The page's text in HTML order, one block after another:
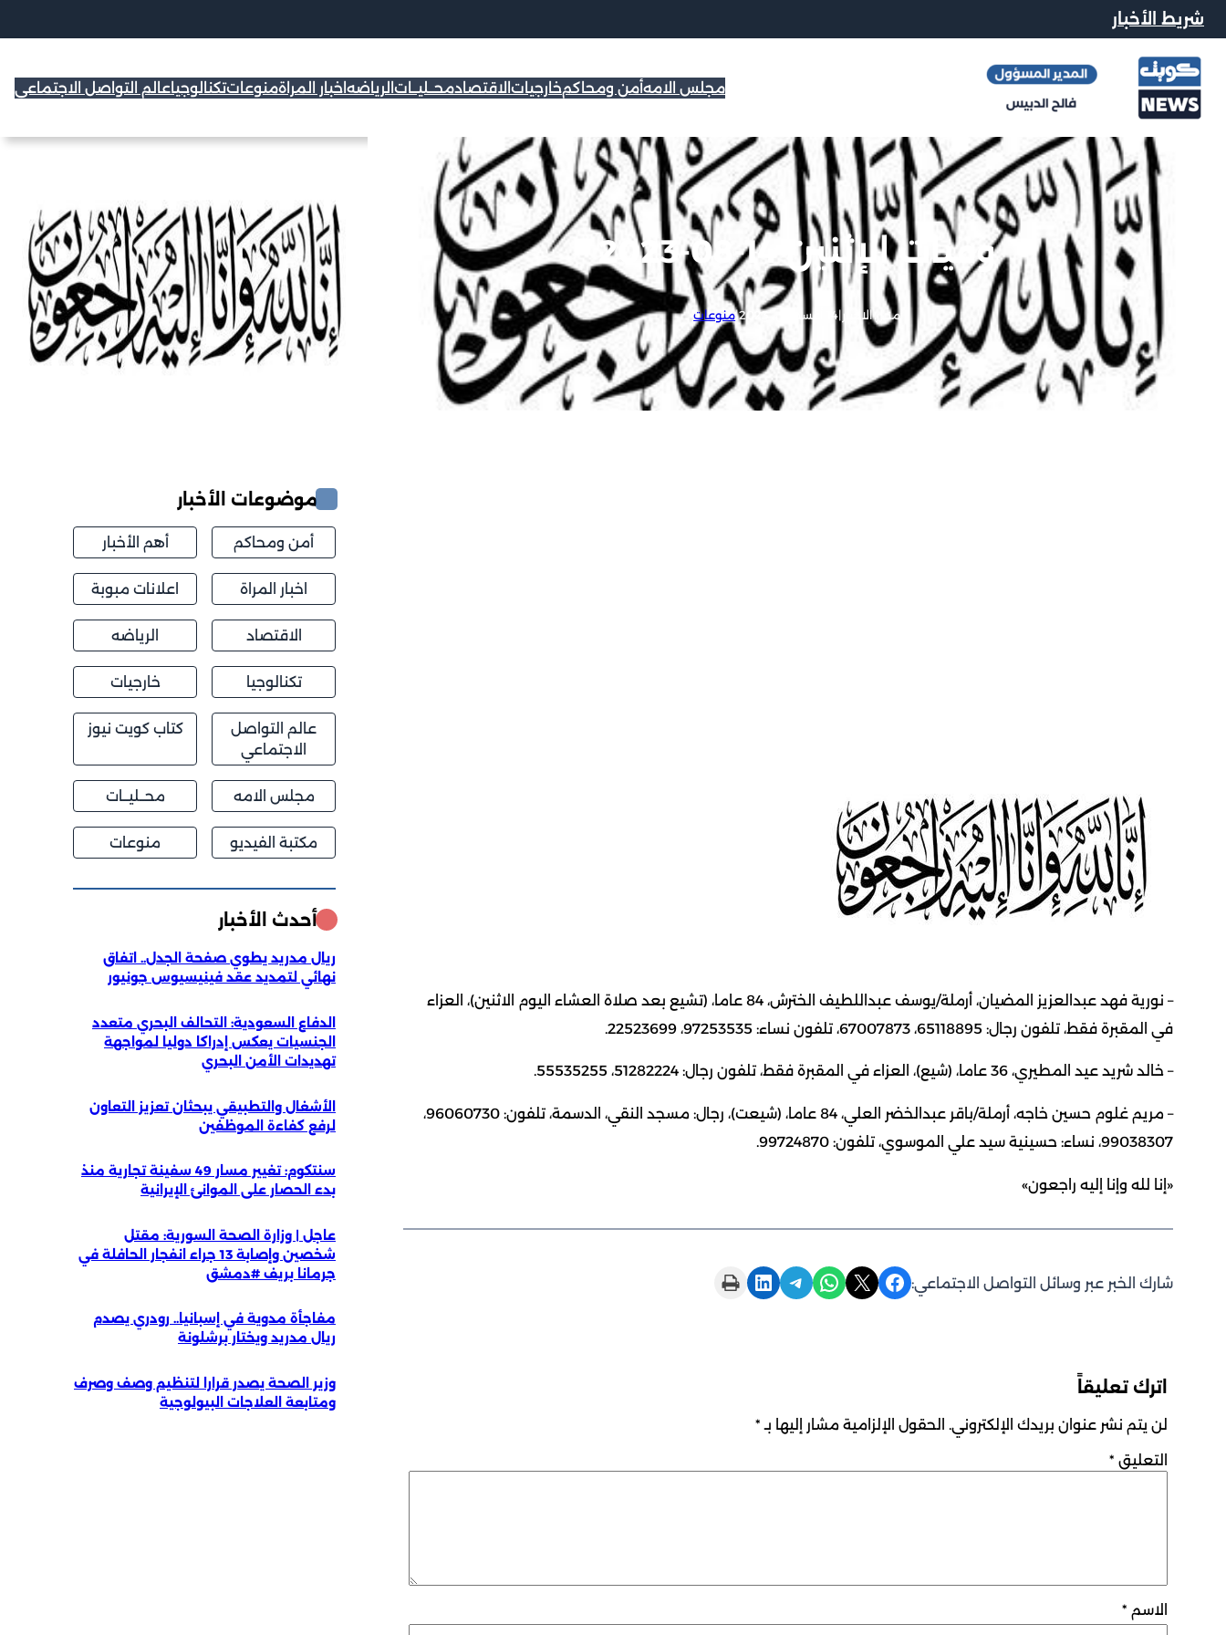
شريط الأخبار
مجلس الامهأمن ومحاكمخارجيات الاقتصادمحــليــات الرياضه اخبار المراةمنوعاتتكنالوجياعالم التواصل الاجتماعي
وفيات الإثنين 14-08-2023
محرر الاخبار|14 أغسطس, 2023 |منوعات
– نورية فهد عبدالعزيز المضيان، أرملة/يوسف عبداللطيف الخترش، 84 عاما، (تشيع بعد صلاة العشاء اليوم الاثنين)، العزاء
في المقبرة فقط، تلفون رجال: 65118895، 67007873، تلفون نساء: 97253535، 22523699.
– خالد شريد عيد المطيري، 36 عاما، (شيع)، العزاء في المقبرة فقط، تلفون رجال: 51282224، 55535255.
– مريم غلوم حسين خاجه، أرملة/باقر عبدالخضر العلي، 84 عاما، (شيعت)، رجال: مسجد النقي، الدسمة، تلفون: 96060730،
99038307، نساء: حسينية سيد علي الموسوي، تلفون: 99724870.
«إنا لله وإنا إليه راجعون‮» ‮
شارك الخبر عبر وسائل التواصل الاجتماعي: Share on Facebook
Share on X
Share on WhatsApp
Share on Telegram
Share on LinkedIn
Print this Page
اترك تعليقاً
لن يتم نشر عنوان بريدك الإلكتروني. الحقول الإلزامية مشار إليها بـ *
التعليق *
الاسم *
موضوعات الأخبار
أمن ومحاكم أهم الأخبار
اخبار المراة اعلانات مبوبة
الاقتصاد الرياضه
تكنالوجيا خارجيات
عالم التواصل
الاجتماعي
كتاب كويت نيوز
مجلس الامه محــليــات
مكتبة الفيديو منوعات
أحدث الأخبار
ريال مدريد يطوي صفحة الجدل.. اتفاق
نهائي لتمديد عقد فينيسيوس جونيور
الدفاع السعودية: التحالف البحري متعدد
الجنسيات يعكس إدراكا دوليا لمواجهة
تهديدات الأمن البحري
الأشغال والتطبيقي يبحثان تعزيز التعاون
لرفع كفاءة الموظفين
سنتكوم: تغيير مسار 49 سفينة تجارية منذ
بدء الحصار على الموانئ الإيرانية
عاجل | وزارة الصحة السورية: مقتل
شخصين وإصابة 13 جراء انفجار الحافلة في
جرمانا بريف #دمشق
مفاجأة مدوية في إسبانيا.. رودري يصدم
ريال مدريد ويختار برشلونة
وزير الصحة يصدر قرارا لتنظيم وصف وصرف
ومتابعة العلاجات البيولوجية